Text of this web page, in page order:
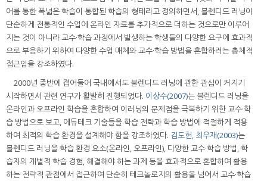
어를 통한 폭넓은 학습이 통합된 학습의 형태라고 정의하면서, 블렌디드 러닝이
단순하게 전통적인 수업에 온라인 자료를 추가적으로 더하는 것으로만 이루어
지는 것이 아니라 교수·학습 과정에서 발생하는 학생들의 다양한 요구에 효과적
으로 부응하기 위하여 다양한 수업 매체와 교수·학습 방법을 혼합하려는 총체적
접근임을 강조하였다.
2000년 중반에 접어들어 국내에서도 블렌디드 러닝에 관한 관심이 커지기
시작하면서 관련 연구가 활발히 진행되었다. 이상수(2007)는 블렌디드 러닝을
온라인과 오프라인 학습을 혼합하여 이러닝의 문제점을 극복하기 위한 교수·학
습 방법으로 보고, 에듀테크 기술들을 학습 전략과 학습 방법에 적절하게 적용
하여 최적의 학습 환경을 설계해야 함을 강조하였다. 김도헌, 최우재(2003)는
블렌디드 러닝을 학습 환경 요소(온라인, 오프라인), 다양한 교수·학습 방법, 학
습자의 개별적 학습 경험, 해결해야 하는 과제 등을 효과적으로 혼합하여 활용
하는 전략적 관점에서 접근하여 단순히 테크놀로지의 활용을 넘어서 교수·학습